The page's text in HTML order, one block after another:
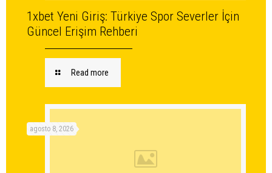
1xbet Yeni Giriş: Türkiye Spor Severler İçin
Güncel Erişim Rehberi
Read more
agosto 8, 2026